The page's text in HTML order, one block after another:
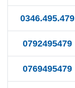
0346.495.479
0792495479
0769495479